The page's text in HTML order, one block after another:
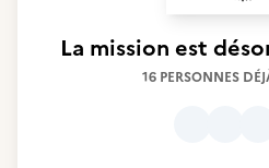
La mission est
16 PERSONNES